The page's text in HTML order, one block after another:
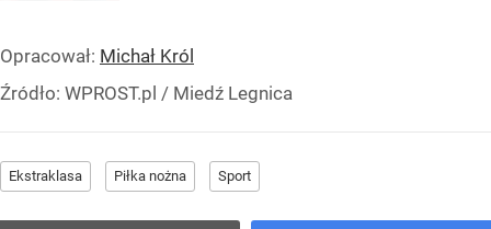
Opracował: Michał Król
Źródło: WPROST.pl / Miedź Legnica
Ekstraklasa Piłka nożna Sport